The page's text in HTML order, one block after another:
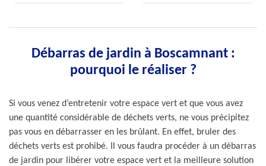
Débarras de jardin à Boscamnant :
pourquoi le réaliser ?
Si vous venez d’entretenir votre espace vert et que vous avez
une quantité considérable de déchets verts, ne vous précipitez
pas vous en débarrasser en les brûlant. En effet, bruler des
déchets verts est prohibé. Il vous faudra procéder à un débarras
de jardin pour libérer votre espace vert et la meilleure solution